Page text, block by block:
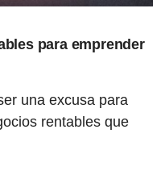
para emprender
una excusa para
rentables que